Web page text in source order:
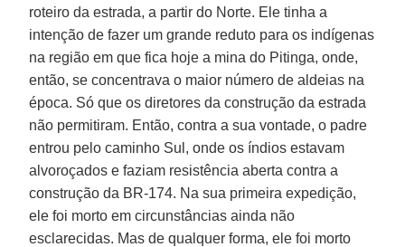
roteiro da estrada, a partir do Norte. Ele tinha a
intenção de fazer um grande reduto para os indígenas
na região em que fica hoje a mina do Pitinga, onde,
então, se concentrava o maior número de aldeias na
época. Só que os diretores da construção da estrada
não permitiram. Então, contra a sua vontade, o padre
entrou pelo caminho Sul, onde os índios estavam
alvoroçados e faziam resistência aberta contra a
construção da BR-174. Na sua primeira expedição,
ele foi morto em circunstâncias ainda não
esclarecidas. Mas de qualquer forma, ele foi morto